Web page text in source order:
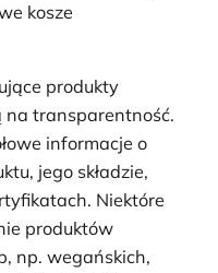
kosze
produkty
na transparentność.
informacje o
jego składzie,
Niektóre
produktów
np. wegańskich,